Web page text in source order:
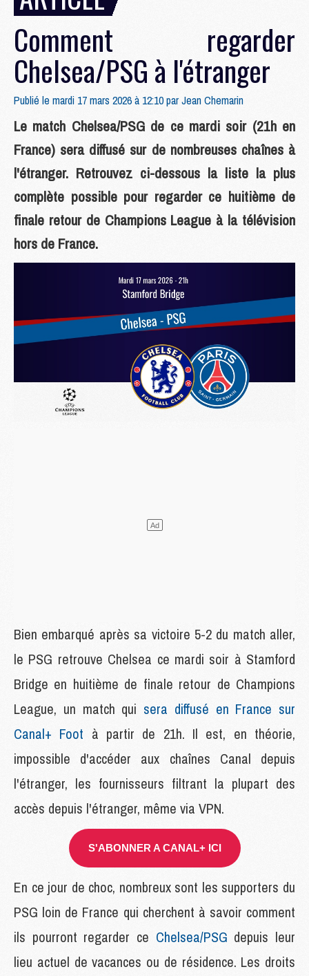
Comment regarder
Chelsea/PSG à l'étranger
Publié le mardi 17 mars 2026 à 12:10 parJean Chemarin
Le match Chelsea/PSG de ce mardi soir (21h en
France) sera diffusé sur de nombreuses chaînes à
l'étranger. Retrouvez ci-dessous la liste la plus
complète possible pour regarder ce huitième de
finale retour de Champions League à la télévision
hors de France.
Bien embarqué après sa victoire 5-2 du match aller,
le PSG retrouve Chelsea ce mardi soir à Stamford
Bridge en huitième de finale retour de Champions
League, un match qui sera diffusé en France sur
Canal+ Foot à partir de 21h. Il est, en théorie,
impossible d'accéder aux chaînes Canal depuis
l'étranger, les fournisseurs filtrant la plupart des
accès depuis l'étranger, même via VPN.
S'ABONNER A CANAL+ ICI
En ce jour de choc, nombreux sont les supporters du
PSG loin de France qui cherchent à savoir comment
ils pourront regarder ce Chelsea/PSG depuis leur
lieu actuel de vacances ou de résidence. Les droits